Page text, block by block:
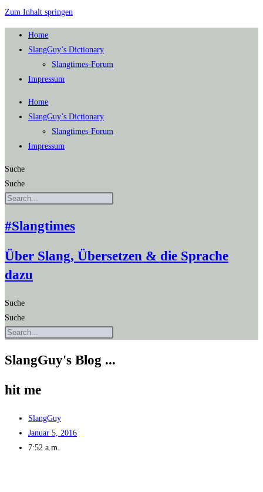
Zum Inhalt springen
Home
SlangGuy’s Dic­tion­a­ry
Slang­times-Forum
Impres­sum
Home
SlangGuy’s Dic­tion­a­ry
Slang­times-Forum
Impres­sum
Suche
Suche
#Slangtimes
Über Slang, Übersetzen & die Sprache
dazu
Suche
Suche
SlangGuy's Blog ...
hit me
SlangGuy
Januar 5, 2016
7:52 a.m.